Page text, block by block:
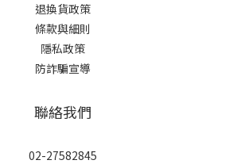
退換貨政策
條款與細則
隱私政策
防詐騙宣導
聯絡我們
02-27582845